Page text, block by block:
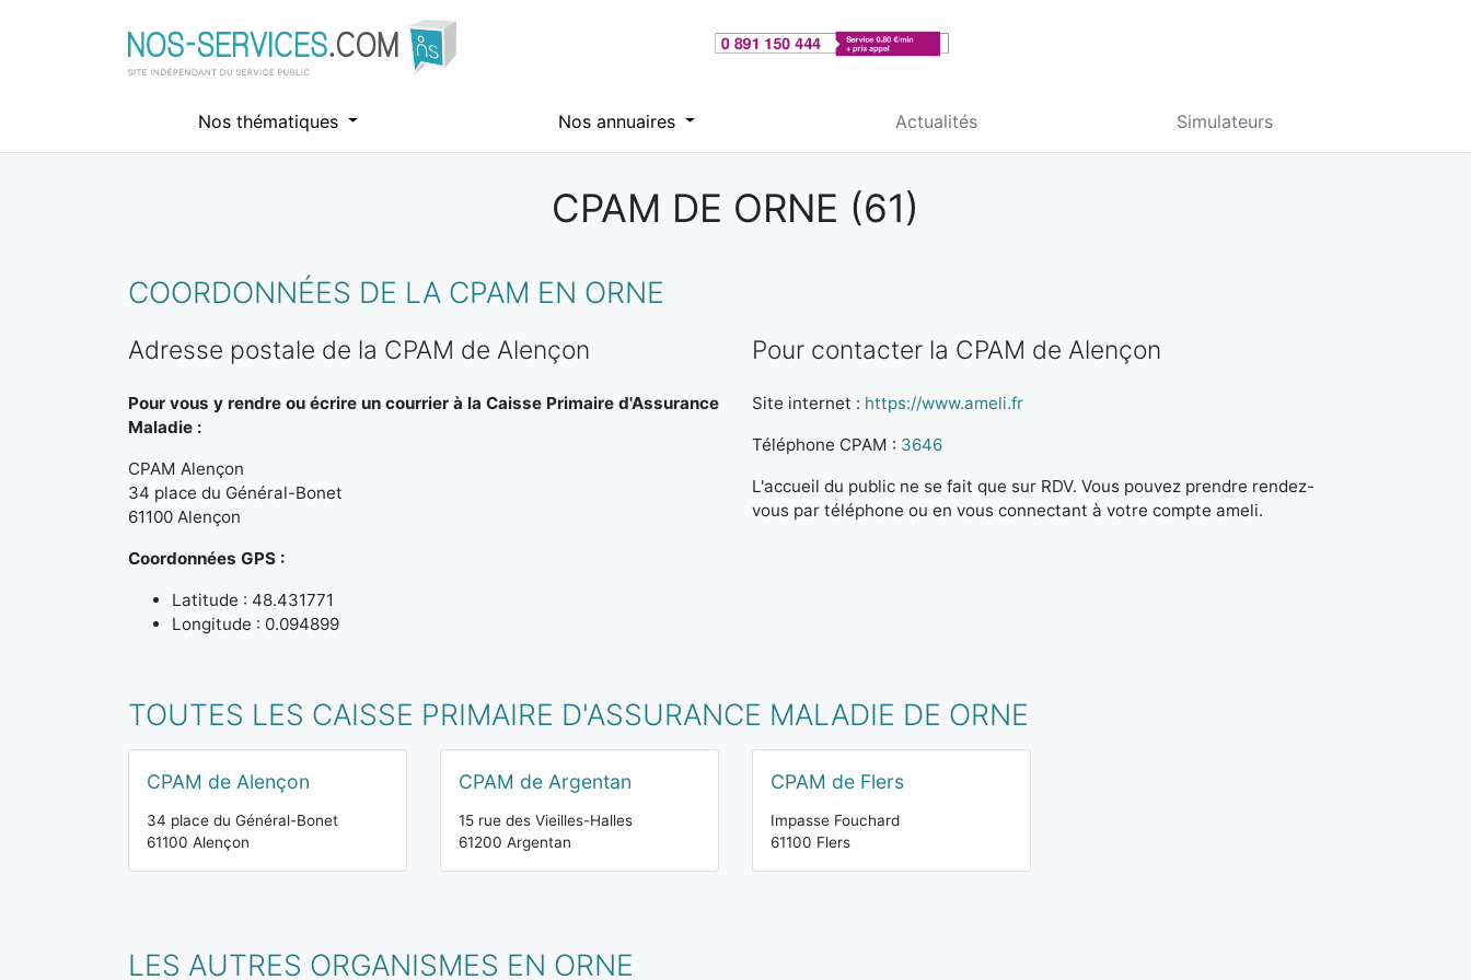
Nos thématiques Nos annuaires Actualités Simulateurs
CPAM DE ORNE (61)
COORDONNÉES DE LA CPAM EN ORNE
Adresse postale de la CPAM de Alençon
Pour vous y rendre ou écrire un courrier à la Caisse Primaire d'Assurance
Maladie :
CPAM Alençon
34 place du Général-Bonet
61100 Alençon
Coordonnées GPS :
Latitude : 48.431771
Longitude : 0.094899
Pour contacter la CPAM de Alençon
Site internet : https://www.ameli.fr
Téléphone CPAM : 3646
L'accueil du public ne se fait que sur RDV. Vous pouvez prendre rendez-
vous par téléphone ou en vous connectant à votre compte ameli.
TOUTES LES CAISSE PRIMAIRE D'ASSURANCE MALADIE DE ORNE
CPAM de Alençon
34 place du Général-Bonet
61100 Alençon
CPAM de Argentan
15 rue des Vieilles-Halles
61200 Argentan
CPAM de Flers
Impasse Fouchard
61100 Flers
LES AUTRES ORGANISMES EN ORNE